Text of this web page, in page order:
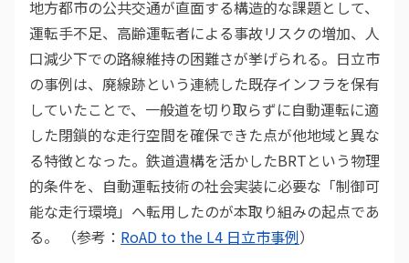
地方都市の公共交通が直面する構造的な課題として、
運転手不足、高齢運転者による事故リスクの増加、人
口減少下での路線維持の困難さが挙げられる。日立市
の事例は、廃線跡という連続した既存インフラを保有
していたことで、一般道を切り取らずに自動運転に適
した閉鎖的な走行空間を確保できた点が他地域と異な
る特徴となった。鉄道遺構を活かしたBRTという物理
的条件を、自動運転技術の社会実装に必要な「制御可
能な走行環境」へ転用したのが本取り組みの起点であ
る。 （参考： RoAD to the L4 日立市事例）